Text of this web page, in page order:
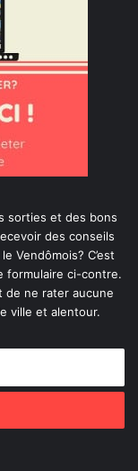
sorties et des bons
des conseils
Vendômois? C’est
formulaire ci-contre.
de ne rater aucune
ville et alentour.